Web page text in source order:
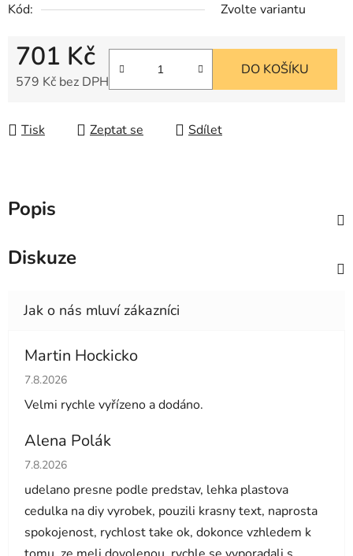
Kód:
Zvolte variantu
701 Kč
579 Kč bez DPH
DO KOŠÍKU
Tisk Zeptat se Sdílet
Popis
Diskuze
Martin Hockicko
Hodnocení obchodu je 5 z 5 hvězdiček.
7.8.2026
Velmi rychle vyřízeno a dodáno.
Alena Polák
Hodnocení obchodu je 5 z 5 hvězdiček.
7.8.2026
udelano presne podle predstav, lehka plastova
cedulka na diy vyrobek, pouzili krasny text, naprosta
spokojenost, rychlost take ok, dokonce vzhledem k